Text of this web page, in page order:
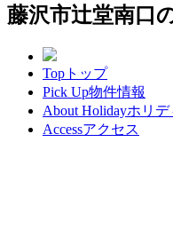
藤沢市辻堂南口
Top トップ
Pick Up物件情報
About Holidayホリデ
Accessアクセス